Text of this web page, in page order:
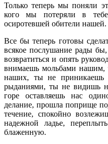
Только теперь мы поняли
кого мы потеряли в
осиротевшей обители нашей.
Все бы теперь готовы
всякое послушание рады
возвратиться и опять
внимаешь мольбами
наших, ты не
рыданиями, ты не видишь
горе оставляешь нас
делание, прошла поприще
течение, спокойно
надежной ладье,
блаженную.